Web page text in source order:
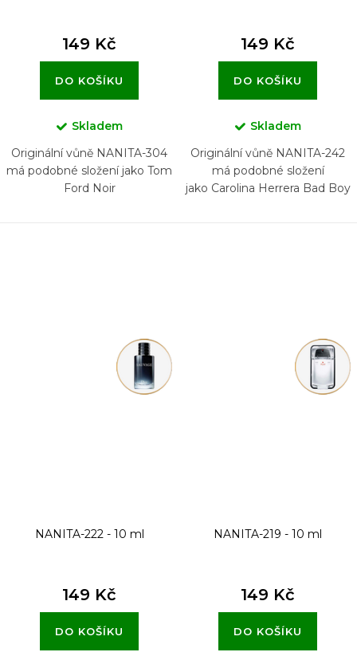
149 Kč
DO KOŠÍKU
Skladem
Originální vůně NANITA-304
má podobné složení jako Tom
Ford Noir
149 Kč
DO KOŠÍKU
Skladem
Originální vůně NANITA-242
má podobné složení
jako Carolina Herrera Bad Boy
NANITA-222 - 10 ml
149 Kč
DO KOŠÍKU
NANITA-219 - 10 ml
149 Kč
DO KOŠÍKU